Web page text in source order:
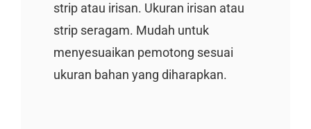
strip atau irisan. Ukuran irisan atau
strip seragam. Mudah untuk
menyesuaikan pemotong sesuai
ukuran bahan yang diharapkan.